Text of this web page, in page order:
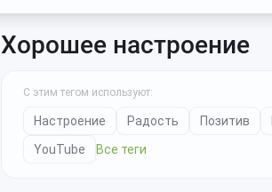
Хорошее настроение
С этим тегом используют:
Настроение Радость Позитив
YouTube
Все теги